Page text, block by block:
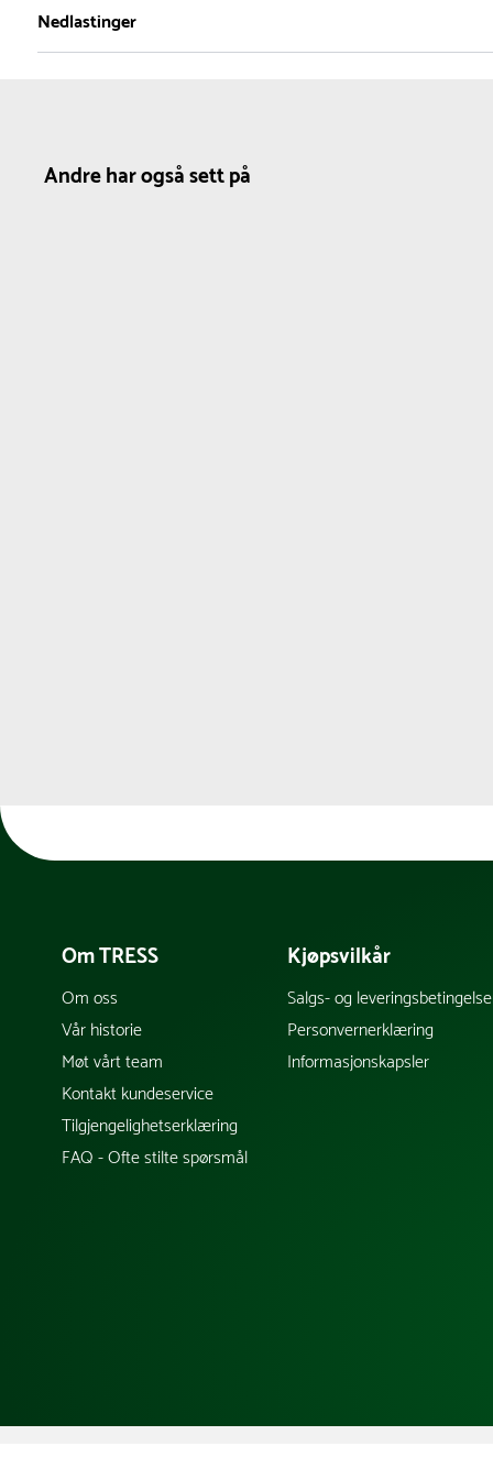
1
Nettovekt
1.25 kg
Nedlastinger
Andre har også sett på
Om TRESS
Om oss
Vår historie
Møt vårt team
Kontakt kundeservice
Tilgjengelighetserklæring
FAQ - Ofte stilte spørsmål
Kjøpsvilkår
Salgs- og
Personvernerklæring
Informasjonskapsler